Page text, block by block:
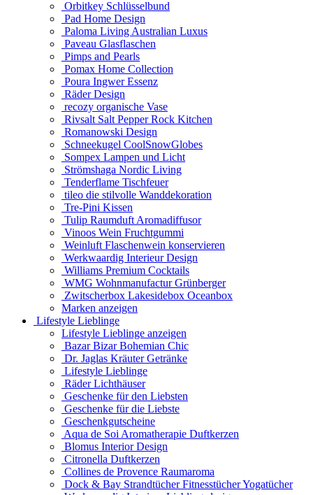
Orbitkey Schlüsselbund
Pad Home Design
Paloma Living Australian Luxus
Paveau Glasflaschen
Pimps and Pearls
Pomax Home Collection
Poura Ingwer Essenz
Räder Design
recozy organische Vase
Rivsalt Salt Pepper Rock Kitchen
Romanowski Design
Schneekugel CoolSnowGlobes
Sompex Lampen und Licht
Strömshaga Nordic Living
Tenderflame Tischfeuer
tileo die stilvolle Wanddekoration
Tre-Pini Kissen
Tulip Raumduft Aromadiffusor
Vinoos Wein Fruchtgummi
Weinluft Flaschenwein konservieren
Werkwaardig Interieur Design
Williams Premium Cocktails
WMG Wohnmanufactur Grünberger
Zwitscherbox Lakesidebox Oceanbox
Marken anzeigen
Lifestyle Lieblinge
Lifestyle Lieblinge anzeigen
Bazar Bizar Bohemian Chic
Dr. Jaglas Kräuter Getränke
Lifestyle Lieblinge
Räder Lichthäuser
Geschenke für den Liebsten
Geschenke für die Liebste
Geschenkgutscheine
Aqua de Soi Aromatherapie Duftkerzen
Blomus Interior Design
Citronella Duftkerzen
Collines de Provence Raumaroma
Dock & Bay Strandtücher Fitnesstücher Yogatücher